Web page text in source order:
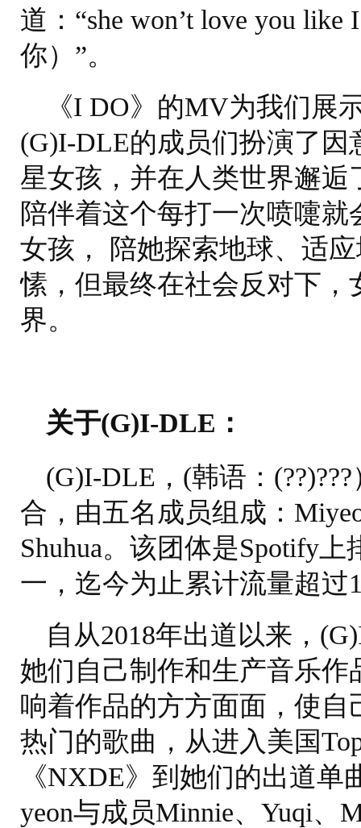
道：“she won’t love you
你）”。
《I DO》的MV为我们展
(G)I-DLE的成员们扮演了
星女孩，并在人类世界邂
陪伴着这个每打一次喷嚏
女孩， 陪她探索地球、适
愫，但最终在社会反对下
界。
关于(G)I-DLE：
(G)I-DLE，(韩语：
合，由五名成员组成：
Shuhua。该团体是Spotify
一，迄今为止累计流量超过
自从2018年出道以来，
她们自己制作和生产音乐
响着作品的方方面面，使
热门的歌曲，从进入美国
《NXDE》到她们的出道单
yeon与成员Minnie、Yuqi、